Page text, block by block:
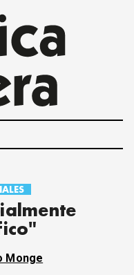
Monge